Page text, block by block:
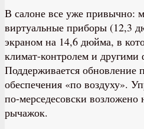
В салоне все уже привычно:
виртуальные приборы (12,3
экраном на 14,6 дюйма, в
климат-контролем и
Поддерживается обновление
обеспечения «по воздуху».
по-мерседесовски
рычажок.